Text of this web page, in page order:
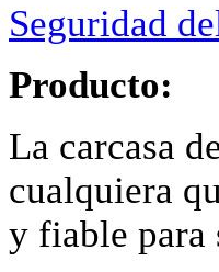
XJR1300
RP19
2014
cantidad
Seguridad
Producto:
La carcasa
cualquiera
y fiable para